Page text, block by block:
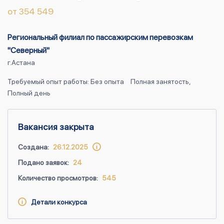
от 354 549
Региональный филиал по пассажирским перевозкам
"Северный"
г.Астана
Требуемый опыт работы: Без опыта
Полная занятость,
Полный день
Вакансия закрыта
Создана: 26.12.2025
Подано заявок: 24
Количество просмотров: 545
Детали конкурса